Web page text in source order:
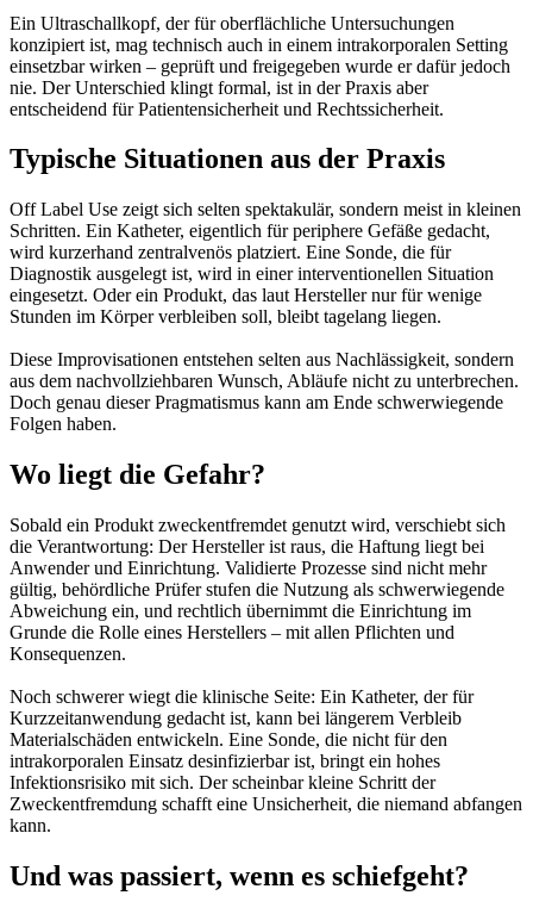
Ein Ultraschallkopf, der für oberflächliche Untersuchungen
konzipiert ist, mag technisch auch in einem intrakorporalen Setting
einsetzbar wirken – geprüft und freigegeben wurde er dafür jedoch
nie. Der Unterschied klingt formal, ist in der Praxis aber
entscheidend für Patientensicherheit und Rechtssicherheit.
Typische Situationen aus der Praxis
Off Label Use zeigt sich selten spektakulär, sondern meist in kleinen
Schritten. Ein Katheter, eigentlich für periphere Gefäße gedacht,
wird kurzerhand zentralvenös platziert. Eine Sonde, die für
Diagnostik ausgelegt ist, wird in einer interventionellen Situation
eingesetzt. Oder ein Produkt, das laut Hersteller nur für wenige
Stunden im Körper verbleiben soll, bleibt tagelang liegen.
Diese Improvisationen entstehen selten aus Nachlässigkeit, sondern
aus dem nachvollziehbaren Wunsch, Abläufe nicht zu unterbrechen.
Doch genau dieser Pragmatismus kann am Ende schwerwiegende
Folgen haben.
Wo liegt die Gefahr?
Sobald ein Produkt zweckentfremdet genutzt wird, verschiebt sich
die Verantwortung: Der Hersteller ist raus, die Haftung liegt bei
Anwender und Einrichtung. Validierte Prozesse sind nicht mehr
gültig, behördliche Prüfer stufen die Nutzung als schwerwiegende
Abweichung ein, und rechtlich übernimmt die Einrichtung im
Grunde die Rolle eines Herstellers – mit allen Pflichten und
Konsequenzen.
Noch schwerer wiegt die klinische Seite: Ein Katheter, der für
Kurzzeitanwendung gedacht ist, kann bei längerem Verbleib
Materialschäden entwickeln. Eine Sonde, die nicht für den
intrakorporalen Einsatz desinfizierbar ist, bringt ein hohes
Infektionsrisiko mit sich. Der scheinbar kleine Schritt der
Zweckentfremdung schafft eine Unsicherheit, die niemand abfangen
kann.
Und was passiert, wenn es schiefgeht?